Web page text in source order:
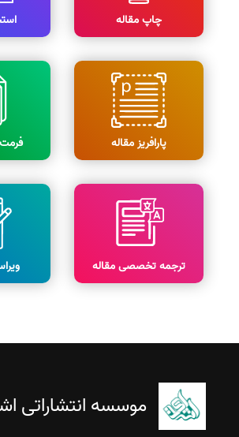
چاپ مقاله
پارافریز مقاله
ترجمه تخصصی مقاله
موسسه انتشاراتی